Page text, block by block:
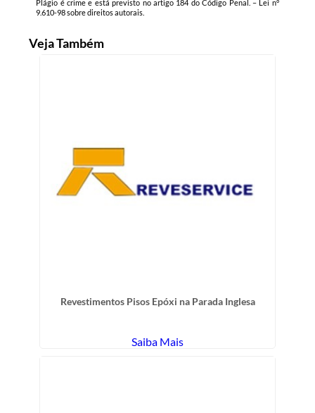
Plágio é crime e está previsto no artigo 184 do Código Penal. – Lei n°
9.610-98 sobre direitos autorais
Veja Também
Revestimentos Pisos Epóxi na Parada Inglesa
Saiba Mais